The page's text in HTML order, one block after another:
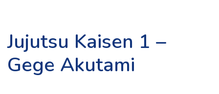
Jujutsu Kaisen 1 –
Gege Akutami